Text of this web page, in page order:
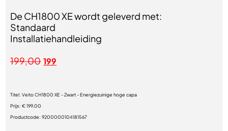
De CH1800 XE wordt geleverd met:
Standaard
Installatiehandleiding
199,00 199
Titel:Veito CH1800 XE - Zwart - Energiezuinige hoge capa
Prijs:€ 199,00
Productcode:9200000104181567